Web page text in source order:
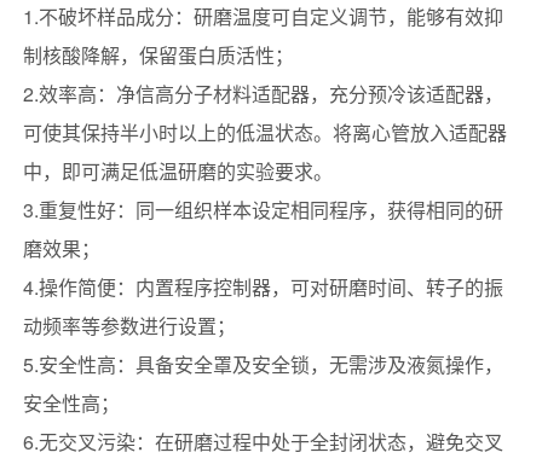
1.不破坏样品成分：研磨温度可自定义调节，能够有效抑
制核酸降解，保留蛋白质活性；
2.效率高：净信高分子材料适配器，充分预冷该适配器，
可使其保持半小时以上的低温状态。将离心管放入适配器
中，即可满足低温研磨的实验要求。
3.重复性好：同一组织样本设定相同程序，获得相同的研
磨效果；
4.操作简便：内置程序控制器，可对研磨时间、转子的振
动频率等参数进行设置；
5.安全性高：具备安全罩及安全锁，无需涉及液氮操作，
安全性高；
6.无交叉污染：在研磨过程中处于全封闭状态，避免交叉